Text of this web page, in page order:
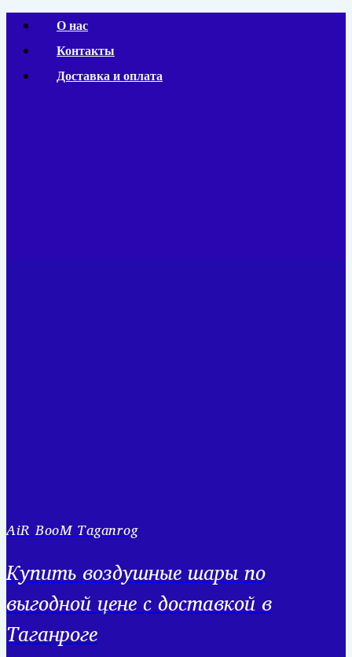
Перейти
содержимому
О нас
Контакты
Доставка и оплата
AiR BooM Taganrog
Купить воздушные шары по
выгодной цене с доставкой в
Таганроге